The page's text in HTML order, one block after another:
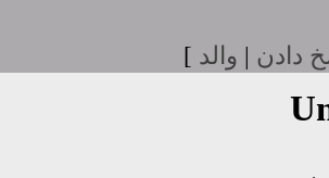
دادن | والد ]